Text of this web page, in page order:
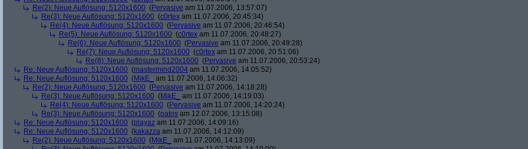
Re(2): Neue Auflösung: 5120x1600 (Pervasive am 11.07.2006, 13:57:07)
Re(3): Neue Auflösung: 5120x1600 (c0rtex am 11.07.2006, 20:45:34)
Re(4): Neue Auflösung: 5120x1600 (Pervasive am 11.07.2006, 20:46:54)
Re(5): Neue Auflösung: 5120x1600 (c0rtex am 11.07.2006, 20:48:27)
Re(6): Neue Auflösung: 5120x1600 (Pervasive am 11.07.2006, 20:49:28)
Re(7): Neue Auflösung: 5120x1600 (c0rtex am 11.07.2006, 20:51:06)
Re(8): Neue Auflösung: 5120x1600 (Pervasive am 11.07.2006, 20:53:24)
Re: Neue Auflösung: 5120x1600 (mastermind2004 am 11.07.2006, 14:05:52)
Re: Neue Auflösung: 5120x1600 (MikE_
am 11.07.2006, 14:06:32)
Re(2): Neue Auflösung: 5120x1600 (Pervasive am 11.07.2006, 14:18:28)
Re(3): Neue Auflösung: 5120x1600 (MikE_
am 11.07.2006, 14:19:03)
Re(4): Neue Auflösung: 5120x1600 (Pervasive am 11.07.2006, 14:20:24)
Re(3): Neue Auflösung: 5120x1600 (patos am 12.07.2006, 13:15:08)
Re: Neue Auflösung: 5120x1600 (playaz am 11.07.2006, 14:09:16)
Re: Neue Auflösung: 5120x1600 (kakazza am 11.07.2006, 14:12:09)
Re(2): Neue Auflösung: 5120x1600 (MikE_
am 11.07.2006, 14:13:09)